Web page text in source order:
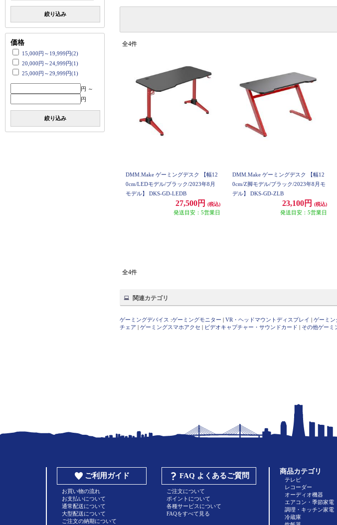
絞り込み
価格
15,000円～19,999円(2)
20,000円～24,999円(1)
25,000円～29,999円(1)
円 ～
円
絞り込み
全4件
DMM.Make ゲーミングデスク 【幅12
0cm/LEDモデル/ブラック/2023年8月
モデル】 DKS-GD-LEDB
27,500円 (税込)
発送目安：5営業日
DMM.Make ゲーミングデスク 【幅12
0cm/Z脚モデル/ブラック/2023年8月モ
デル】 DKS-GD-ZLB
23,100円 (税込)
発送目安：5営業日
全4件
関連カテゴリ
ゲーミングデバイス :ゲーミングモニター | VR・ヘッドマウントディスプレイ | ゲーミン
チェア | ゲーミングスマホアクセ | ビデオキャプチャー・サウンドカード | その他ゲーミ
ご利用ガイド
お買い物の流れ
お支払いについて
通常配送について
大型配送について
ご注文の納期について
FAQ よくあるご質問
ご注文について
ポイントについて
各種サービスについて
FAQをすべて見る
商品カテゴリ
テレビ
レコーダー
オーディオ機器
エアコン・季節家電
調理・キッチン家電
冷蔵庫